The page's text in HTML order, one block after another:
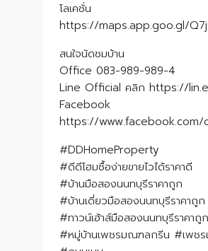
โลเคชั่น
https://maps.app.goo.gl/
สนใจนัดชมบ้าน
Office 083-989-989-4
Line Official คลิก https://
Facebook
https://
#DDHomeProperty
#ดีดีโฮมซื้อง่ายขายไวได้ราคาดี
#บ้านมือสองนนทบุรีราคาถูก
#บ้านเดี่ยวมือสองนนทบุรีราคาถูก
#ทาวน์เฮ้าส์มือสองนนทบุรีราคาถูก
#หมู่บ้านเพชรมณฑลกรีน #เพชร